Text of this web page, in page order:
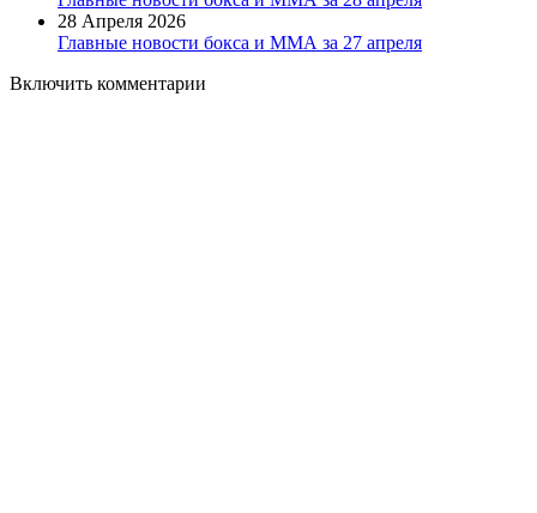
28 Апреля 2026
Главные новости бокса и ММА за 27 апреля
Включить комментарии